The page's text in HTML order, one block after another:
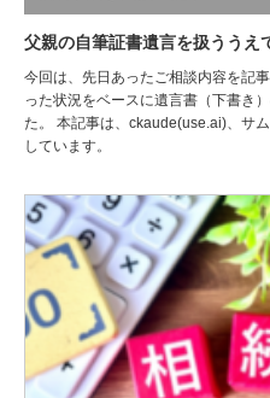
父親の自筆証書遺言を扱ううえ
今回は、先日あったご相談内容を記
った状況をベースに遺言書（下書き
た。 本記事は、ckaude(use.ai)、サ
しています。